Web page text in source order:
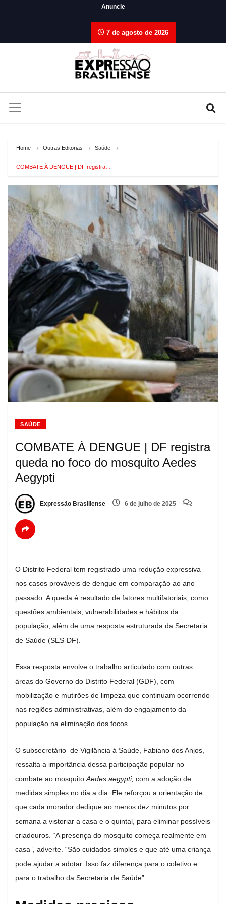
Anuncie
7 de agosto de 2026
Home Outras Editorias Saúde
COMBATE À DENGUE | DF registra…
SAÚDE
COMBATE À DENGUE | DF registra
queda no foco do mosquito Aedes
Aegypti
Expressão Brasiliense 6 de julho de 2025
O Distrito Federal tem registrado uma redução expressiva
nos casos prováveis de dengue em comparação ao ano
passado. A queda é resultado de fatores multifatoriais, como
questões ambientais, vulnerabilidades e hábitos da
população, além de uma resposta estruturada da Secretaria
de Saúde (SES-DF).
Essa resposta envolve o trabalho articulado com outras
áreas do Governo do Distrito Federal (GDF), com
mobilização e mutirões de limpeza que continuam ocorrendo
nas regiões administrativas, além do engajamento da
população na eliminação dos focos.
O subsecretário de Vigilância à Saúde, Fabiano dos Anjos,
ressalta a importância dessa participação popular no
combate ao mosquito Aedes aegypti, com a adoção de
medidas simples no dia a dia. Ele reforçou a orientação de
que cada morador dedique ao menos dez minutos por
semana a vistoriar a casa e o quintal, para eliminar possíveis
criadouros. “A presença do mosquito começa realmente em
casa”, adverte. “São cuidados simples e que até uma criança
pode ajudar a adotar. Isso faz diferença para o coletivo e
para o trabalho da Secretaria de Saúde”.